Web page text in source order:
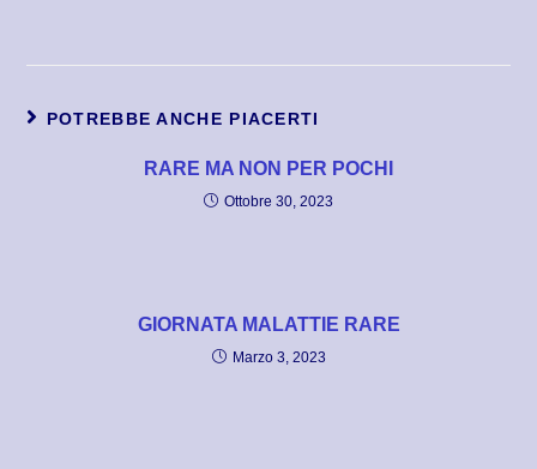
POTREBBE ANCHE PIACERTI
RARE MA NON PER POCHI
Ottobre 30, 2023
GIORNATA MALATTIE RARE
Marzo 3, 2023